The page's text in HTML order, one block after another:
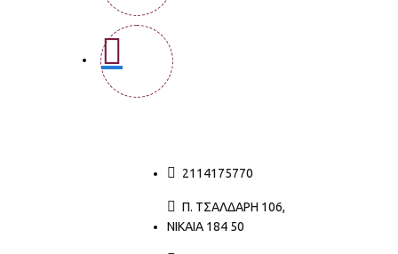
2114175770
Π. ΤΣΑΛΔΆΡΗ 106,
ΝΊΚΑΙΑ 184 50